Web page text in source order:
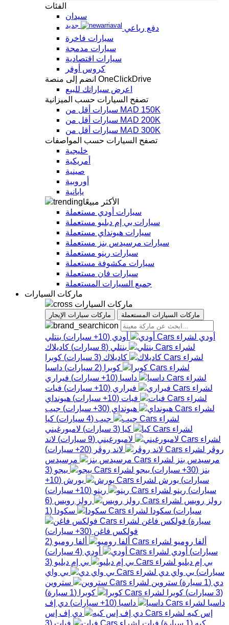
الفئات
سيدان
دفع رباعي
جديد
سيارات فاخرة
سيارات مدمجة
سيارات اقتصادية
كروس أوفر
انضم إلى منصة OneClickDrive
اعرض سياراتك للبيع
تصفح السيارات حسب الميزانية
سيارات أقل من MAD 150K
سيارات أقل من MAD 200K
سيارات أقل من MAD 300K
تصفح السيارات حسب المواصفات
خليجية
أمريكية
صينية
أوروبية
يابانية
الأكثر مبيعًا
سيارات أودي مستعملة
سيارات بي إم دبليو مستعملة
سيارات هيونداي مستعملة
سيارات مرسيدس بنز مستعملة
سيارات رينو مستعملة
سيارات مكشوفة مستعملة
سيارات فان مستعملة
جميع السيارات المستعملة
ماركات السيارات
ماركات السيارات
ماركات سيارات الإيجار ماركات السيارات المستعملة
أودي أودي (
10+ سيارات) بنتلي
بنتلي (
8 سيارات) كاديلاك
كاديلاك (
3 سيارات) كوبرا
كوبرا (
2 سيارات) داسيا
داسيا (
10+ سيارات) فيراري
فيراري (
10+ سيارات) فيات
فيات (
10+ سيارات) هيونداي
هيونداي (
30+ سيارات) جيب
جيب (
4 سيارات) كيا
كيا (
3 سيارات) لامبورغيني
لامبورغيني (
9 سيارات) لاند
روڤر
لاند روڤر (
20+ سيارات)
مرسيدس بنز
مرسيدس
بنز (
30+ سيارات) بيجو بيجو (
3
سيارات) بورش بورش (
10+
سيارات) رينو رينو (
10+ سيارات)
رولز رويس
رولز رويس (
6
سيارات) سكودا سكودا (
1
سيارة) فولكس فاغن
فولكس فاغن (
30+ سيارات)
ألفا روميو
ألفا روميو (
2
سيارات) أودي أودي (
4 سيارات)
بي إم دبليو
بي إم دبليو (
3
سيارات) بي واي دي
بي واي
دي (
1 سيارة) ستروين
ستروين
(
3 سيارات) كوبرا كوبرا (
1 سيارة)
داسيا
داسيا (
10+ سيارات) دي إف
إس كيه
دي إف إس